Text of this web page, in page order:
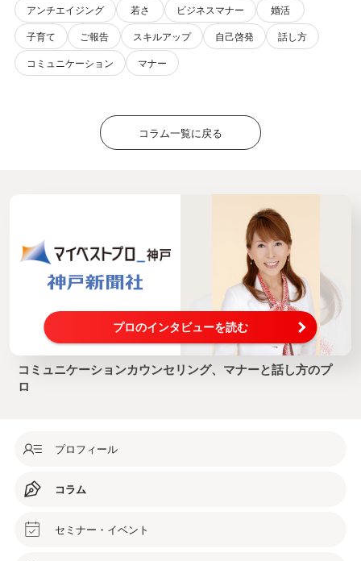
アンチエイジング 若さ ビジネスマナー
婚活
子育て
ご報告 スキルアップ 自己啓発
話し方
コミュニケーション
マナー
コラム一覧に戻る
プロのインタビューを読む
コミュニケーションカウンセリング、マナーと話し方のプ
ロ
プロフィール
コラム
セミナー・イベント